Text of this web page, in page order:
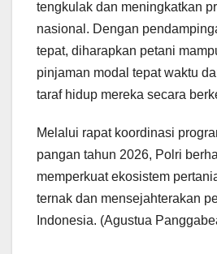
tengkulak dan meningkatkan
nasional. Dengan
tepat, diharapkan petani
pinjaman modal tepat waktu
taraf hidup mereka secara
Melalui rapat koordinasi
pangan tahun 2026, Polri
memperkuat ekosistem
ternak dan mensejahterakan
Indonesia. (Agustua